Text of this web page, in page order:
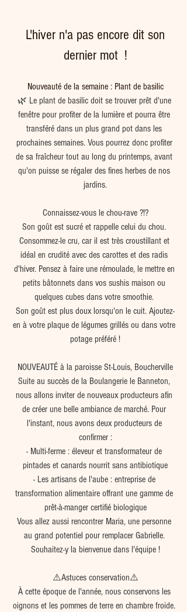
dernier mot  !
Nouveauté de la semaine : Plant de basilic
🌿 Le plant de basilic doit se trouver prêt d'une
fenêtre pour profiter de la lumière et pourra être
transféré dans un plus grand pot dans les
prochaines semaines. Vous pourrez donc profiter
de sa fraîcheur tout au long du printemps, avant
qu'on puisse se régaler des fines herbes de nos
jardins.
Connaissez-vous le chou-rave ?!?
Son goût est sucré et rappelle celui du chou.
Consommez-le cru, car il est très croustillant et
idéal en crudité avec des carottes et des radis
d'hiver. Pensez à faire une rémoulade, le mettre en
petits bâtonnets dans vos sushis maison ou
quelques cubes dans votre smoothie.
Son goût est plus doux lorsqu'on le cuit. Ajoutez-
en à votre plaque de légumes grillés ou dans votre
potage préféré !
NOUVEAUTÉ à la paroisse St-Louis, Boucherville
Suite au succès de la Boulangerie le Banneton,
nous allons inviter de nouveaux producteurs afin
de créer une belle ambiance de marché. Pour
l'instant, nous avons deux producteurs de
confirmer :
- Multi-ferme : éleveur et transformateur de
pintades et canards nourrit sans antibiotique
- Les artisans de l'aube : entreprise de
transformation alimentaire offrant une gamme de
prêt-à-manger certifié biologique
Vous allez aussi rencontrer Maria, une personne
au grand potentiel pour remplacer Gabrielle.
Souhaitez-y la bienvenue dans l'équipe !
⚠️Astuces conservation⚠️
À cette époque de l'année, nous conservons les
oignons et les pommes de terre en chambre froide.